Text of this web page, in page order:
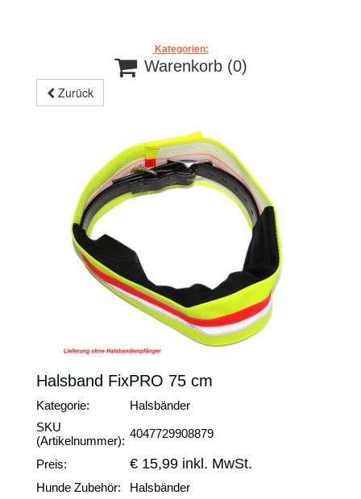
Kategorien:
 Warenkorb (0)
Zurück
Halsband FixPRO 75 cm
Kategorie:
Halsbänder
SKU
(Artikelnummer):
4047729908879
Preis: € 15,99 inkl. MwSt.
Hunde Zubehör: Halsbänder